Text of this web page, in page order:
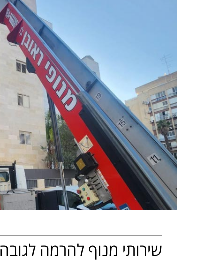
שירותי מנוף להרמה לגובה